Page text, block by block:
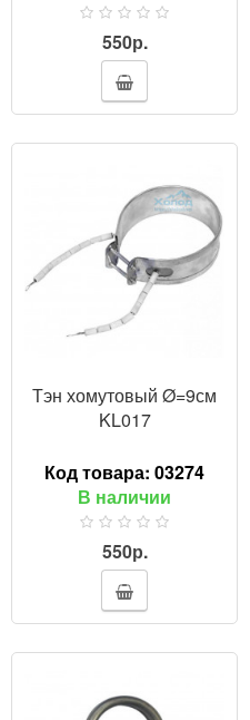
550р.
Тэн хомутовый Ø=9см
KL017
Код товара: 03274
В наличии
550р.